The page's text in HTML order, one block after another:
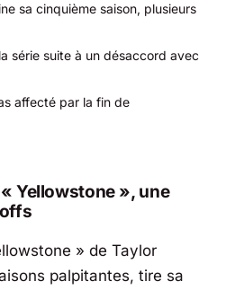
sa cinquième saison, plusieurs
série suite à un désaccord avec
affecté par la fin de
Yellowstone », une
» de Taylor
palpitantes, tire sa